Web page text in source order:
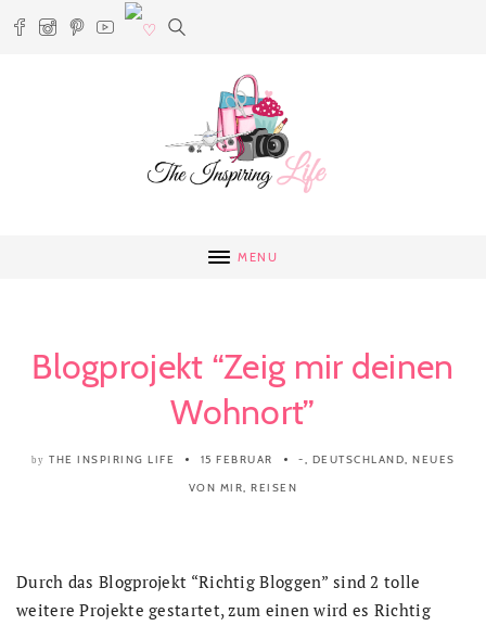
MENU
Blogprojekt “Zeig mir deinen
Wohnort”
by THE INSPIRING LIFE 15 FEBRUAR -, DEUTSCHLAND, NEUES
VON MIR,REISEN
Durch das Blogprojekt “Richtig Bloggen” sind 2 tolle
weitere Projekte gestartet, zum einen wird es Richtig